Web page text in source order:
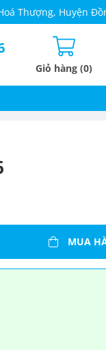
Thượng, Huyện
Giỏ hàng (0)
MUA